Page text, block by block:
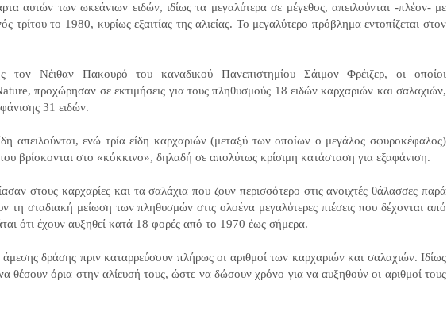
αυτών των ωκεάνιων ειδών, ιδίως τα μεγαλύτερα σε μέγεθος, απειλούνται -πλέον- με
τρίτου το 1980, κυρίως εξαιτίας της αλιείας. Το μεγαλύτερο πρόβλημα εντοπίζεται στον
τον Νέιθαν Πακουρό του καναδικού Πανεπιστημίου Σάιμον Φρέιζερ, οι οποίοι
προχώρησαν σε εκτιμήσεις για τους πληθυσμούς 18 ειδών καρχαριών και σαλαχιών,
31 ειδών.
απειλούνται, ενώ τρία είδη καρχαριών (μεταξύ των οποίων ο μεγάλος σφυροκέφαλος)
βρίσκονται στο «κόκκινο», δηλαδή σε απολύτως κρίσιμη κατάσταση για εξαφάνιση.
στους καρχαρίες και τα σαλάχια που ζουν περισσότερο στις ανοιχτές θάλασσες παρά
τη σταδιακή μείωση των πληθυσμών στις ολοένα μεγαλύτερες πιέσεις που δέχονται από
ότι έχουν αυξηθεί κατά 18 φορές από το 1970 έως σήμερα.
άμεσης δράσης πριν καταρρεύσουν πλήρως οι αριθμοί των καρχαριών και σαλαχιών. Ιδίως
να θέσουν όρια στην αλίευσή τους, ώστε να δώσουν χρόνο για να αυξηθούν οι αριθμοί τους